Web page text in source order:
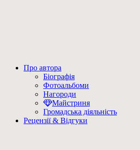
Про автора
Біографія
Фотоальбоми
Нагороди
Майстриня
Громадська діяльність
Рецензії & Відгуки